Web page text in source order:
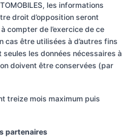
les informations
droit d’opposition seront
compter de l’exercice de ce
cas être utilisées à d’autres fins
les données nécessaires à
doivent être conservées (par
treize mois maximum puis
partenaires